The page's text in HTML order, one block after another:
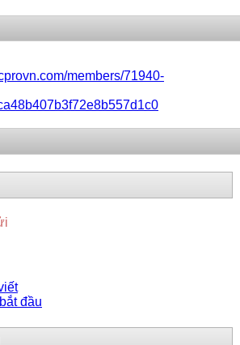
members/71940-
đầu